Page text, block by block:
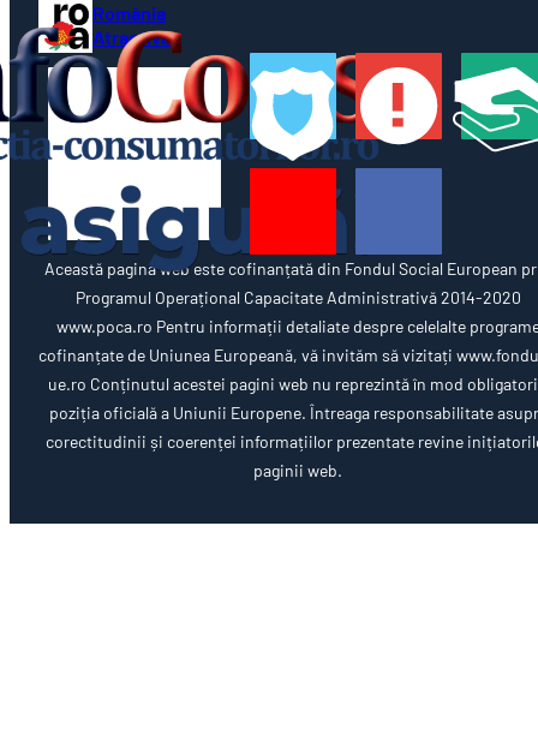
România
Atractivă
Această pagină web este cofinanțată din Fondul Social European
Programul Operațional Capacitate Administrativă 2014-2020
www.poca.ro Pentru informații detaliate despre celelalte
cofinanțate de Uniunea Europeană, vă invităm să vizitați
ue.ro Conținutul acestei pagini web nu reprezintă în mod
poziția oficială a Uniunii Europene. Întreaga responsabilitate
corectitudinii și coerenței informațiilor prezentate revine
paginii web.